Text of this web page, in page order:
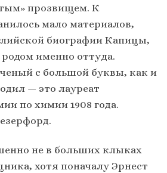
прозвищем. К
мало материалов,
биографии Капицы,
именно оттуда.
с большой буквы, как и
— это лауреат
по химии 1908 года.
не в больших клыках
хотя поначалу Эрнест